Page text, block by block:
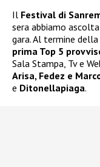
Il Festival di
sera abbiamo
gara. Al termine
prima Top 5
Sala Stampa, Tv e
Arisa, Fedez e
e Ditonellapiaga.